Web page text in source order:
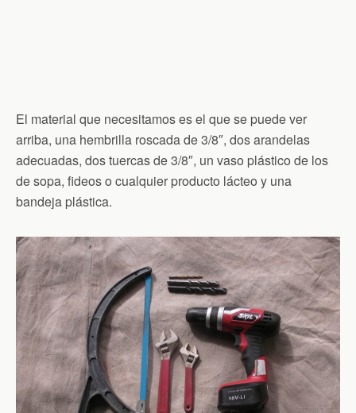
El material que necesitamos es el que se puede ver
arriba, una hembrilla roscada de 3/8″, dos arandelas
adecuadas, dos tuercas de 3/8″, un vaso plástico de los
de sopa, fideos o cualquier producto lácteo y una
bandeja plástica.